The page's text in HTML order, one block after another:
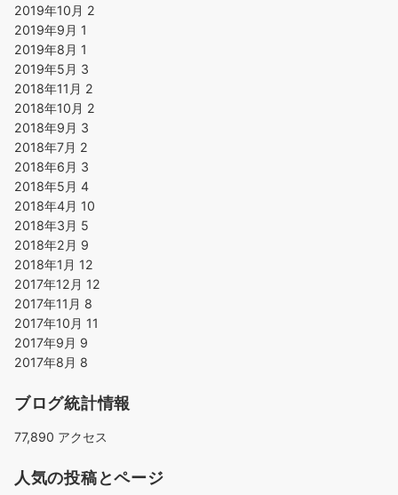
2019年10月 2
2019年9月 1
2019年8月 1
2019年5月 3
2018年11月 2
2018年10月 2
2018年9月 3
2018年7月 2
2018年6月 3
2018年5月 4
2018年4月 10
2018年3月 5
2018年2月 9
2018年1月 12
2017年12月 12
2017年11月 8
2017年10月 11
2017年9月 9
2017年8月 8
ブログ統計情報
77,890 アクセス
人気の投稿とページ